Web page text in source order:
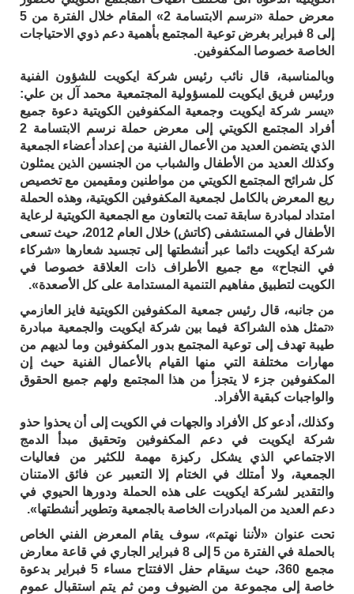
معرض حملة «نرسم الابتسامة 2» المقام خلال الفترة من 5
إلى 8 فبراير بغرض توعية المجتمع بأهمية دعم ذوي الاحتياجات
الخاصة خصوصا المكفوفين.
وبالمناسبة، قال نائب رئيس شركة ايكويت للشؤون الفنية
ورئيس فريق ايكويت للمسؤولية المجتمعية محمد آل بن علي:
«يسر شركة ايكويت وجمعية المكفوفين الكويتية دعوة جميع
أفراد المجتمع الكويتي إلى معرض حملة نرسم الابتسامة 2
الذي يتضمن العديد من الأعمال الفنية من إعداد أعضاء الجمعية
وكذلك العديد من الأطفال والشباب من الجنسين الذين يمثلون
كل شرائح المجتمع الكويتي من مواطنين ومقيمين مع تخصيص
ريع المعرض بالكامل لجمعية المكفوفين الكويتية، وهذه الحملة
امتداد لمبادرة سابقة تمت بالتعاون مع الجمعية الكويتية لرعاية
الأطفال في المستشفى (كاتش) خلال العام 2012، حيث تسعى
شركة ايكويت دائما عبر أنشطتها إلى تجسيد شعارها «شركاء
في النجاح» مع جميع الأطراف ذات العلاقة خصوصا في
الكويت لتطبيق مفاهيم التنمية المستدامة على كل الأصعدة».
من جانبه، قال رئيس جمعية المكفوفين الكويتية فايز العازمي
«تمثل هذه الشراكة فيما بين شركة ايكويت والجمعية مبادرة
طيبة تهدف إلى توعية المجتمع بدور المكفوفين وما لديهم من
مهارات مختلفة التي منها القيام بالأعمال الفنية حيث إن
المكفوفين جزء لا يتجزأ من هذا المجتمع ولهم جميع الحقوق
والواجبات كبقية الأفراد.
وكذلك، أدعو كل الأفراد والجهات في الكويت إلى أن يحذوا حذو
شركة ايكويت في دعم المكفوفين وتحقيق مبدأ الدمج
الاجتماعي الذي يشكل ركيزة مهمة للكثير من فعاليات
الجمعية، ولا أمتلك في الختام إلا التعبير عن فائق الامتنان
والتقدير لشركة ايكويت على هذه الحملة ودورها الحيوي في
دعم العديد من المبادرات الخاصة بالجمعية وتطوير أنشطتها».
تحت عنوان «لأننا نهتم»، سوف يقام المعرض الفني الخاص
بالحملة في الفترة من 5 إلى 8 فبراير الجاري في قاعة معارض
مجمع 360، حيث سيقام حفل الافتتاح مساء 5 فبراير بدعوة
خاصة إلى مجموعة من الضيوف ومن ثم يتم استقبال عموم